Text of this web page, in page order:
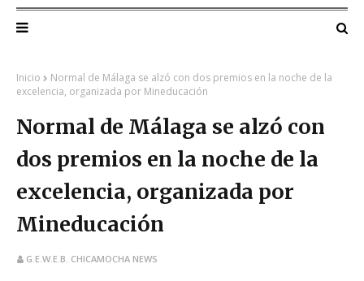
Inicio
Normal de Málaga se alzó con dos premios en la noche de la
excelencia, organizada por Mineducación
Normal de Málaga se alzó con
dos premios en la noche de la
excelencia, organizada por
Mineducación
G.E.W.E.B. CHICAMOCHA NEWS